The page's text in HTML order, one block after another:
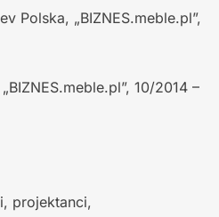
Polska, „BIZNES.meble.pl”,
10/2014 –
projektanci,